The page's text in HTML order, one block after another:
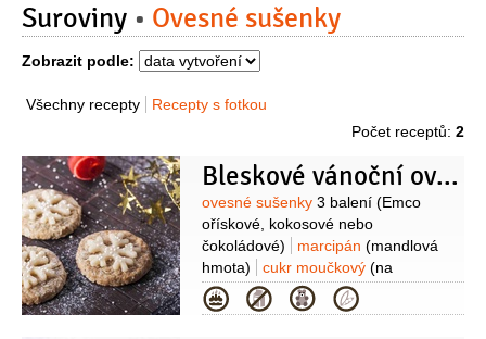
Suroviny Ovesné sušenky
Zobrazit podle:
Všechny recepty
Recepty s fotkou
Počet receptů: 2
Bleskové vánoční ovesné sušenky
Suroviny
ovesné sušenky 3 balení (Emco
ořískové, kokosové nebo
čokoládové)
marcipán (mandlová
hmota)
cukr moučkový (na
poprášení)
Kategorie